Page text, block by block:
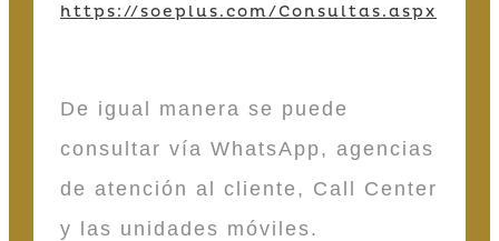
https://soeplus.com/Consultas.aspx
De igual manera se puede
consultar vía WhatsApp, agencias
de atención al cliente, Call Center
y las unidades móviles.